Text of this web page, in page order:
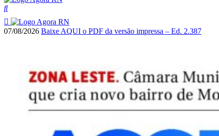
07/08/2026 Baixe AQUI o PDF da versão impressa – Ed. 2.387